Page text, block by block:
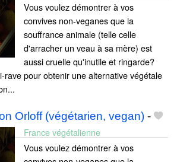
Vous voulez démontrer à vos
convives non-veganes que la
souffrance animale (telle celle
d'arracher un veau à sa mère) est
aussi cruelle qu'inutile et ringarde?
rave pour obtenir une alternative végétale
Orloff (végétarien, vegan) -
France végétalienne
Vous voulez démontrer à vos